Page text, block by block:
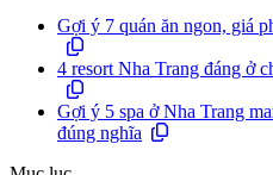
Gợi ý 7 quán ăn ngon, giá
4 resort Nha Trang đáng ở
Gợi ý 5 spa ở Nha Trang
đúng nghĩa